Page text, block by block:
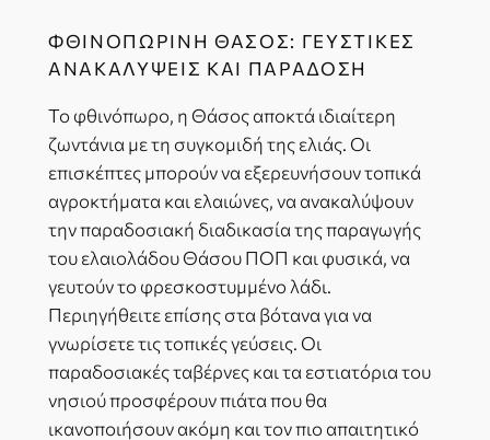
ΦΘΙΝΟΠΩΡΙΝΉ ΘΆΣΟΣ: ΓΕΥΣΤΙΚΈΣ
ΑΝΑΚΑΛΎΨΕΙΣ ΚΑΙ ΠΑΡΆΔΌΣΗ
Το φθινόπωρο, η Θάσος αποκτά ιδιαίτερη
ζωντάνια με τη συγκομιδή της ελιάς. Οι
επισκέπτες μπορούν να εξερευνήσουν τοπικά
αγροκτήματα και ελαιώνες, να ανακαλύψουν
την παραδοσιακή διαδικασία της παραγωγής
του ελαιολάδου Θάσου ΠΟΠ και φυσικά, να
γευτούν το φρεσκοστυμμένο λάδι.
Περιηγήθειτε επίσης στα βότανα για να
γνωρίσετε τις τοπικές γεύσεις. Οι
παραδοσιακές ταβέρνες και τα εστιατόρια του
νησιού προσφέρουν πιάτα που θα
ικανοποιήσουν ακόμη και τον πιο απαιτητικό